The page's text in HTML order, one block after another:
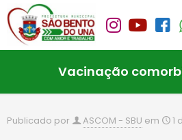
Vacinação
Publicado por ASCOM - SBU em 1